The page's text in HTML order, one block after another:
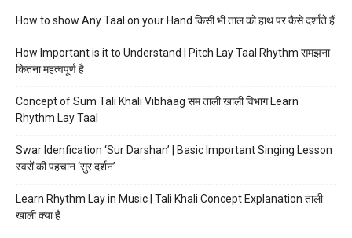
How to show Any Taal on your Hand किसी भी ताल को हाथ पर कैसे दर्शाते हैं
How Important is it to Understand | Pitch Lay Taal Rhythm समझना
कितना महत्वपूर्ण है
Concept of Sum Tali Khali Vibhaag सम ताली खाली विभाग Learn
Rhythm Lay Taal
Swar Idenfication ‘Sur Darshan’ | Basic Important Singing Lesson
स्वरों की पहचान ‘सुर दर्शन’
Learn Rhythm Lay in Music | Tali Khali Concept Explanation ताली
खाली क्या है